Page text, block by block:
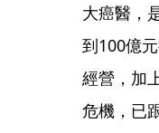
大癌醫，
到100億
經營，加
危機，已